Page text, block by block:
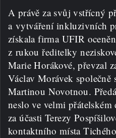
A právě za svůj vstřícný
a vytváření inkluzivních
získala firma UFIR
z rukou ředitelky
Marie Horákové, převzal
Václav Morávek společně
Martinou Novotnou.
neslo ve velmi
za účasti Terezy
kontaktního místa